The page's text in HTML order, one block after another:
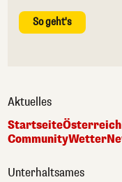
So geht's
Aktuelles
StartseiteÖsterreich
CommunityWetter
Unterhaltsames